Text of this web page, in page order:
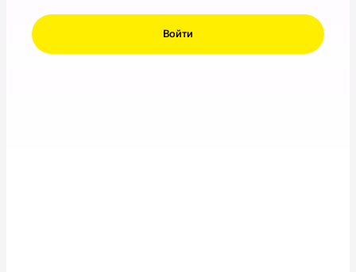
Войти